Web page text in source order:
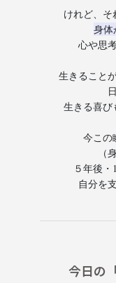
けれど、そ
身体
心や思
生きること
生きる喜び
今この
（
５年後・
自分を
今日の